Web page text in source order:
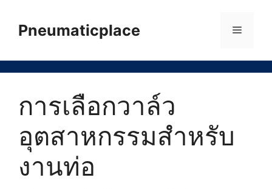
contentPneumaticplace Menu
การเลือกวาล์ว
อุตสาหกรรมสำหรับ
งานท่อ